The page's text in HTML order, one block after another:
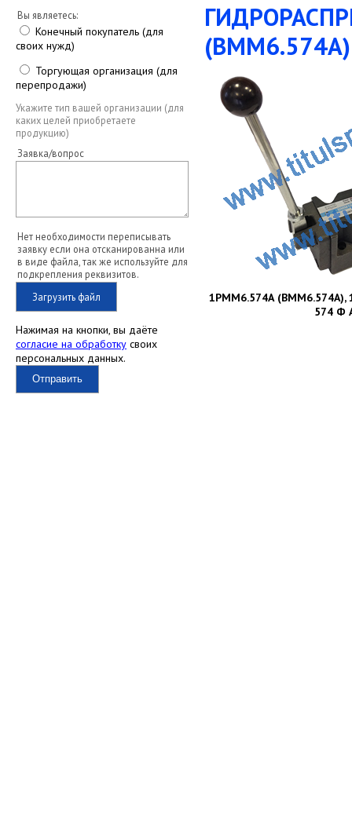
Вы являетесь:
Конечный покупатель (для
своих нужд)
Торгующая организация (для
перепродажи)
Укажите тип вашей организации (для
каких целей приобретаете
продукцию)
Заявка/вопрос
Нет необходимости переписывать
заявку если она отсканированна или
в виде файла, так же используйте для
подкрепления реквизитов.
Загрузить файл
Нажимая на кнопки, вы даёте
согласие на обработку своих
персональных данных.
Отправить
1РММ6.574А
574 Ф